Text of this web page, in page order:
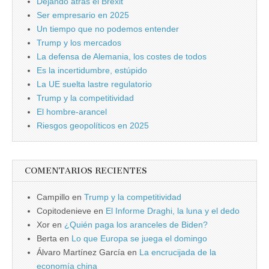
Ser empresario en 2025
Un tiempo que no podemos entender
Trump y los mercados
La defensa de Alemania, los costes de todos
Es la incertidumbre, estúpido
La UE suelta lastre regulatorio
Trump y la competitividad
El hombre-arancel
Riesgos geopolíticos en 2025
COMENTARIOS RECIENTES
Campillo en Trump y la competitividad
Copitodenieve en El Informe Draghi, la luna y el dedo
Xor en ¿Quién paga los aranceles de Biden?
Berta en Lo que Europa se juega el domingo
Álvaro Martínez García en La encrucijada de la
economía china